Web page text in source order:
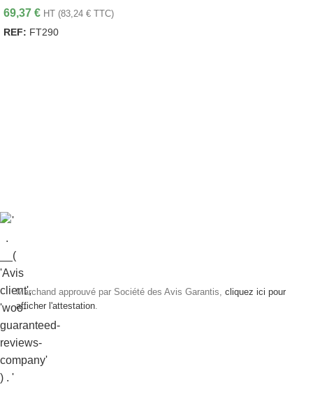
69,37 € HT (83,24 € TTC)
REF: FT290
Marchand approuvé par Société des Avis Garantis, cliquez ici pour
afficher l'attestation.